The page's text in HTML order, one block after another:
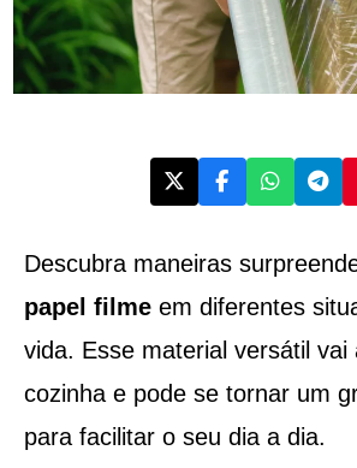
Descubra maneiras
papel filmeem diferentes
vida. Esse material versátil vai
cozinha e pode se tornar um
para facilitar o seu dia a dia.